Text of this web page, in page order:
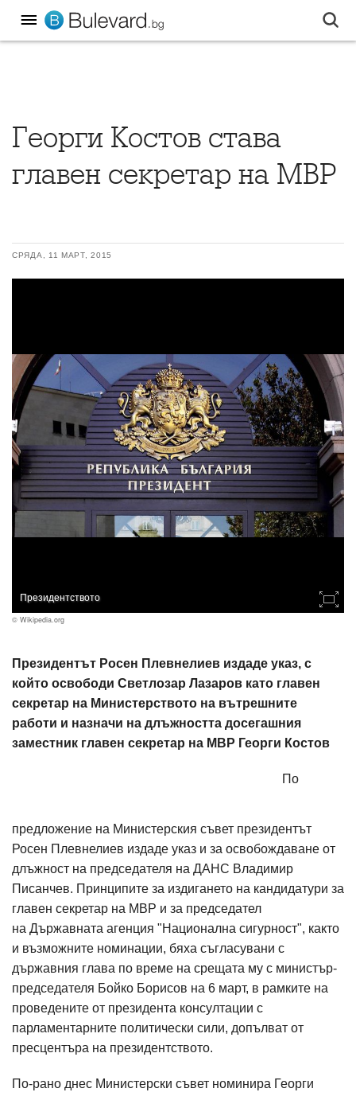
Георги Костов става
главен секретар на МВР
СРЯДА, 11 МАРТ, 2015
Президентството
© Wikipedia.org
Президентът Росен Плевнелиев издаде указ, с
който освободи Светлозар Лазаров като главен
секретар на Министерството на вътрешните
работи и назначи на длъжността досегашния
заместник главен секретар на МВР Георги Костов
По
предложение на Министерския съвет президентът
Росен Плевнелиев издаде указ и за освобождаване от
длъжност на председателя на ДАНС Владимир
Писанчев. Принципите за издигането на кандидатури за
главен секретар на МВР и за председател
на Държавната агенция "Национална сигурност", както
и възможните номинации, бяха съгласувани с
държавния глава по време на срещата му с министър-
председателя Бойко Борисов на 6 март, в рамките на
проведените от президента консултации с
парламентарните политически сили, допълват от
пресцентъра на президентството.
По-рано днес Министерски съвет номинира Георги